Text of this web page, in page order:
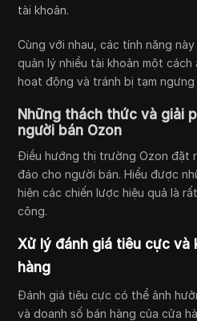
tài khoản.
Cùng với nhau, các tính năng
quản lý nhiều tài khoản một
hoạt động và tránh bị tạm ngưng
Những thách thức và giải
người bán Ozon
Điều hướng thị trường Ozon đặt
đáo cho người bán. Hiểu được
hiện các chiến lược hiệu quả là
công.
Xử lý đánh giá tiêu cực và
hàng
Đánh giá tiêu cực có thể ảnh
và doanh số bán hàng của cửa